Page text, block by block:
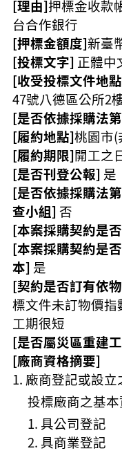
[理由]押標金收款
台合作銀行
[押標金額度]新臺
[投標文字] 正體中
[收受投標文件地
47號八德區公所2
[是否依據採購法
[履約地點]桃園市(
[履約期限]開工之
[是否刊登公報] 是
[是否依據採購法
查小組] 否
[本案採購契約是
[本案採購契約是
本] 是
[契約是否訂有依
標文件未訂物價指
工期很短
[是否屬災區重建
[廠商資格摘要]
廠商登記或設立
投標廠商之基
具公司登記
具商業登記